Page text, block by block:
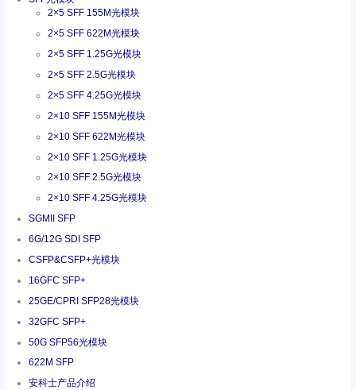
2×5 SFF 155M光模块
2×5 SFF 622M光模块
2×5 SFF 1.25G光模块
2×5 SFF 2.5G光模块
2×5 SFF 4.25G光模块
2×10 SFF 155M光模块
2×10 SFF 622M光模块
2×10 SFF 1.25G光模块
2×10 SFF 2.5G光模块
2×10 SFF 4.25G光模块
SGMII SFP
6G/12G SDI SFP
CSFP&CSFP+光模块
16GFC SFP+
25GE/CPRI SFP28光模块
32GFC SFP+
50G SFP56光模块
622M SFP
安科士产品介绍